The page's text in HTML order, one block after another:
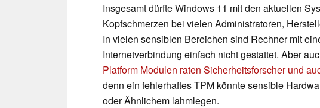
Insgesamt dürfte Windows 11 mit den aktuellen
Kopfschmerzen bei vielen Administratoren,
In vielen sensiblen Bereichen sind Rechner mit
Internetverbindung einfach nicht gestattet. Aber
Platform Modulen raten Sicherheitsforscher und
denn ein fehlerhaftes TPM könnte sensible
oder Ähnlichem lahmlegen.